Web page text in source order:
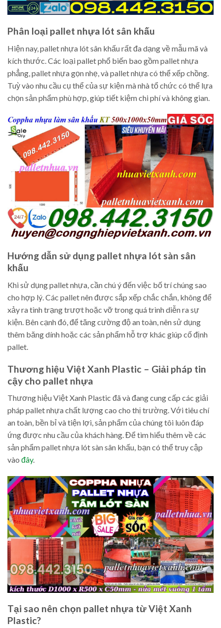
Phân loại pallet nhựa lót sân khấu
Hiện nay, pallet nhựa lót sân khấu rất đa dạng về mẫu mã và
kích thước. Các loại pallet phổ biến bao gồm pallet nhựa
phẳng, pallet nhựa gọn nhẹ, và pallet nhựa có thể xếp chồng.
Tuỳ vào nhu cầu cụ thể của sự kiện mà nhà tổ chức có thể lựa
chọn sản phẩm phù hợp, giúp tiết kiệm chi phí và không gian.
Hướng dẫn sử dụng pallet nhựa lót sàn sân
khấu
Khi sử dụng pallet nhựa, cần chú ý đến việc bố trí chúng sao
cho hợp lý. Các pallet nên được sắp xếp chắc chắn, không để
xảy ra tình trạng trượt hoặc vỡ trong quá trình diễn ra sự
kiện. Bên cạnh đó, để tăng cường độ an toàn, nên sử dụng
thêm băng dính hoặc các sản phẩm hỗ trợ khác giúp cố định
pallet.
Thương hiệu Việt Xanh Plastic – Giải pháp tin
cậy cho pallet nhựa
Thương hiệu Việt Xanh Plastic đã và đang cung cấp các giải
pháp pallet nhựa chất lượng cao cho thị trường. Với tiêu chí
an toàn, bền bỉ và tiện lợi, sản phẩm của chúng tôi luôn đáp
ứng được nhu cầu của khách hàng. Để tìm hiểu thêm về các
sản phẩm pallet nhựa lót sàn sân khấu, bạn có thể truy cập
vào đây.
Tại sao nên chọn pallet nhựa từ Việt Xanh
Plastic?